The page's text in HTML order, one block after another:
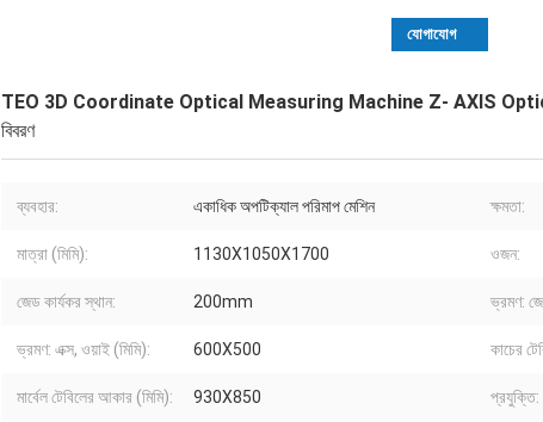
যোগাযোগ
TEO 3D Coordinate Optical Measuring Machine Z- AXIS
বিবরণ
ব্যবহার: একাধিক অপটিক্যাল পরিমাপ মেশিন ক্ষমতা:
মাত্রা (মিমি): 1130X1050X1700 ওজন:
জেড কার্যকর স্থান: 200mm ভ্রমণ:
ভ্রমণ: এক্স, ওয়াই (মিমি): 600X500 কাচের
মার্বেল টেবিলের আকার (মিমি): 930X850 প্রযুক্তি: